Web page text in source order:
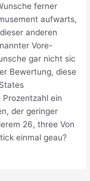
ferner
aufwarts,
anderen
Vore-
gar nicht sic
Bewertung, diese
ein
der geringer
26, three Von
einmal geau?